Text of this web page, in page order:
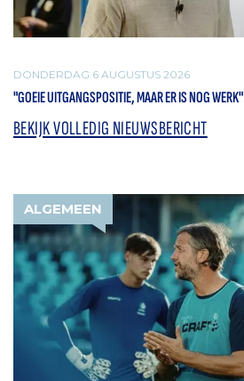
DONDERDAG 6 AUGUSTUS 2026
"GOEIE UITGANGSPOSITIE, MAAR ER IS NOG WERK"
BEKIJK VOLLEDIG NIEUWSBERICHT
ALGEMEEN